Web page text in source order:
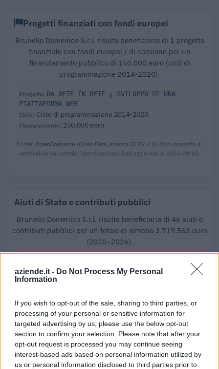
aziende.it - Do Not Process My Personal
Information
If you wish to opt-out of the sale, sharing to third parties, or
processing of your personal or sensitive information for
targeted advertising by us, please use the below opt-out
section to confirm your selection. Please note that after your
opt-out request is processed you may continue seeing
interest-based ads based on personal information utilized by
us or personal information disclosed to third parties prior to
Progetti finanziati con fondi europei
Brunello Domenico S.r.l. risulta beneficiaria di 1 progetto
finanziato con fondi europei / di coesione per un
finanziamento pubblico di 150.000 euro (cicli di
programmazione 2014-2020).
DA RETE IN RETE ¿ SVILUPPO DI UNA
PIATTAFORMA WEB
Ciclo di programmazione 2014-2020
150.000 euro
Fonte: OpenCoesione (Open Data, licenza CC BY 4.0). Ogni progetto e'
verificabile sul portale OpenCoesione. Dati aggiornati al 2026-08-02.
Aiuti di Stato e contributi pubblici
Brunello Domenico S.r.l. risulta beneficiaria di 46 aiuti o
contributi pubblici per un totale di almeno 3.719.563 euro
(2020–2026).
Regolamento per i fondi interprofessionali per la
formazione continua per la concessioni di aiuti di stato
FONDO FOR.TE
816 euro
2026-06-16
Regolamento per i fondi interprofessionali per la
formazione continua per la concessioni di aiuti di stato
esentati ai s